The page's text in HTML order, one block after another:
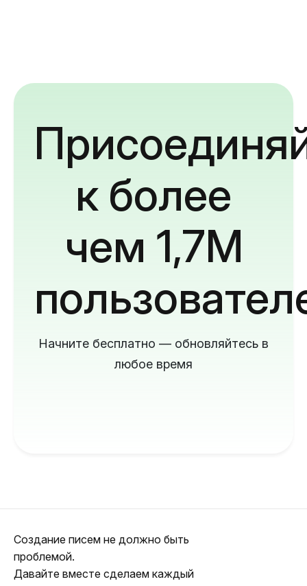
к более
чем 1,7M
Начните бесплатно — обновляйтесь в
любое время
Создание писем не должно быть
проблемой.
Давайте вместе сделаем каждый